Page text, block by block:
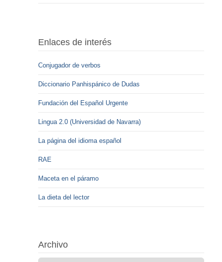
Enlaces de interés
Conjugador de verbos
Diccionario Panhispánico de Dudas
Fundación del Español Urgente
Lingua 2.0 (Universidad de Navarra)
La página del idioma español
RAE
Maceta en el páramo
La dieta del lector
Archivo